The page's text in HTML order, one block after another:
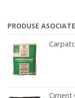
PRODUSE ASOCIATE
Ciment